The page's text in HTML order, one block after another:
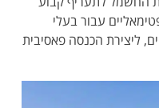
עבור בעלי
ליצירת הכנסה פאסיבית